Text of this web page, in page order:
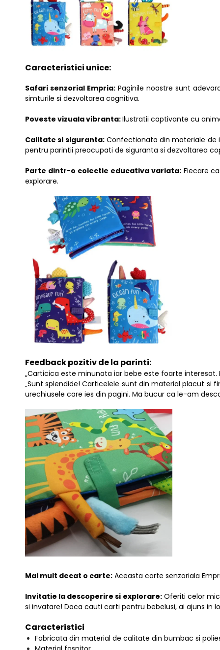
Caracteristici unice:
Safari senzorial Empria:Paginile noastre sunt
simturile si dezvoltarea cognitiva.
Poveste vizuala vibranta:Ilustratii captivante cu
Calitate si siguranta:Confectionata din materiale de
pentru parintii preocupati de siguranta si dezvoltarea
Parte dintr-o colectie educativa variata:Fiecare
explorare.
Feedback pozitiv de la parinti:
„Carticica este minunata iar bebe este foarte interesat.
„Sunt splendide! Carticelele sunt din material placut si
urechiusele care ies din pagini. Ma bucur ca le-am
Mai mult decat o carte: Aceasta carte senzoriala
Invitatie la descoperire si explorare:Oferiti celor
si invatare! Daca cauti carti pentru bebelusi, ai ajuns in
Caracteristici
Fabricata din material de calitate din bumbac si